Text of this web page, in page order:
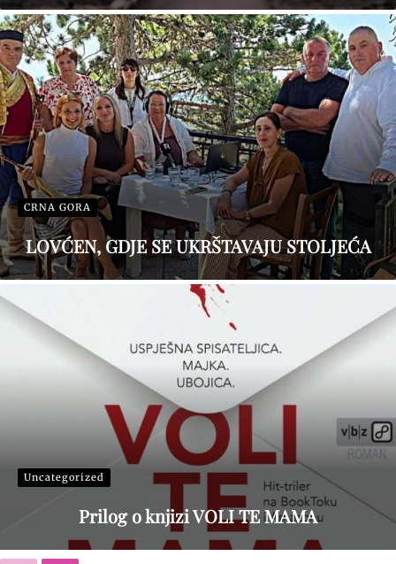
CRNA GORA
LOVĆEN, GDJE SE UKRŠTAVAJU STOLJEĆA
Uncategorized
Prilog o knjizi VOLI TE MAMA